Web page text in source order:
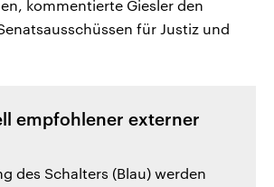
kommentierte Giesler den
für Justiz und
empfohlener externer
des Schalters (Blau) werden